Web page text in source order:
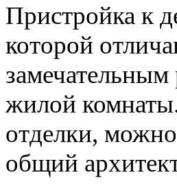
Пристройка к
которой
жилой
отделки,
общий